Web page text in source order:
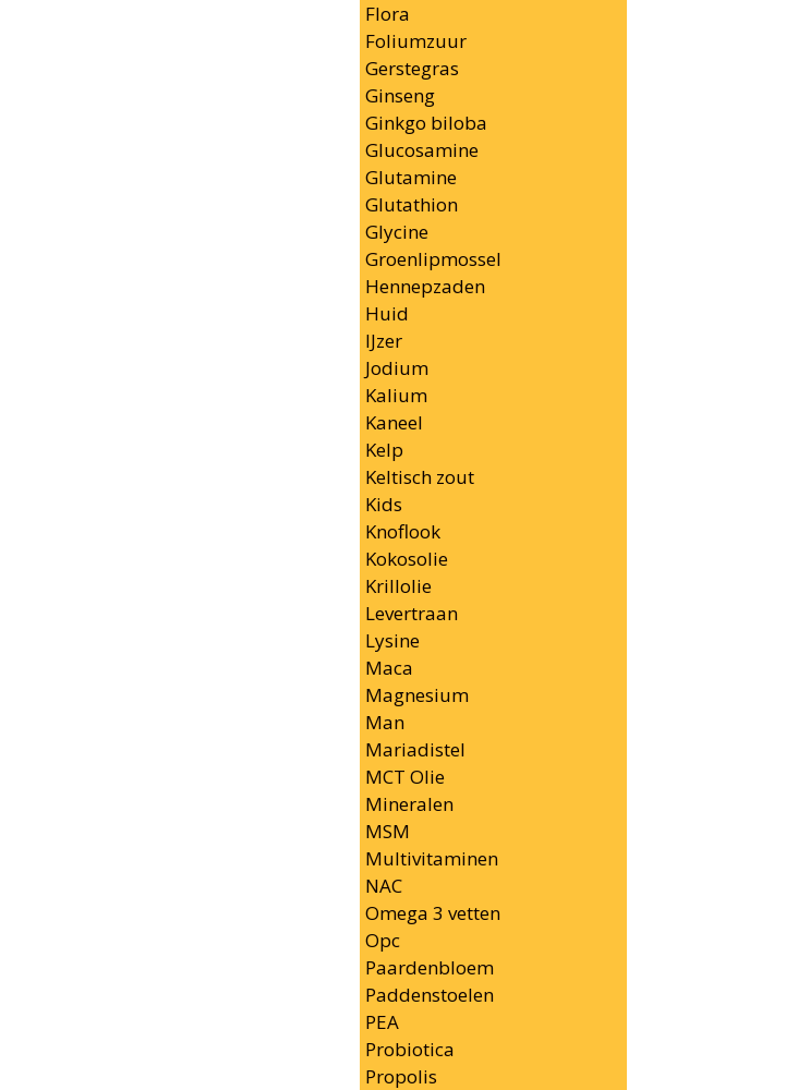
Flora
Foliumzuur
Gerstegras
Ginseng
Ginkgo biloba
Glucosamine
Glutamine
Glutathion
Glycine
Groenlipmossel
Hennepzaden
Huid
IJzer
Jodium
Kalium
Kaneel
Kelp
Keltisch zout
Kids
Knoflook
Kokosolie
Krillolie
Levertraan
Lysine
Maca
Magnesium
Man
Mariadistel
MCT Olie
Mineralen
MSM
Multivitaminen
NAC
Omega 3 vetten
Opc
Paardenbloem
Paddenstoelen
PEA
Probiotica
Propolis